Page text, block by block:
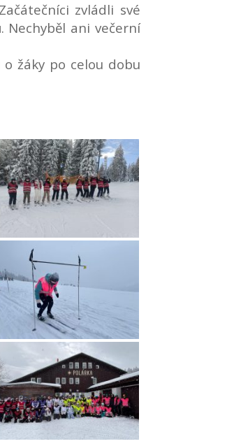
zvládli své
Nechyběl ani večerní
žáky po celou dobu